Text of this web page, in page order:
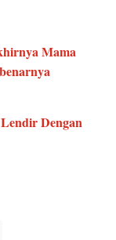
Mama
Dengan